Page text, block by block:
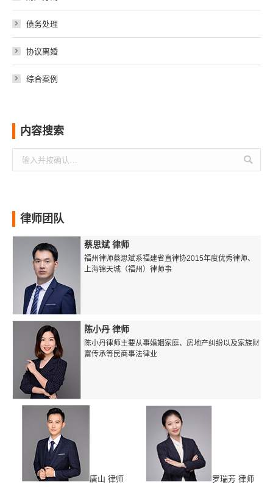
债务处理
协议离婚
综合案例
内容搜索
索：
律师团队
蔡思斌 律师
福州律师蔡思斌系福建省直律协2015年度优秀律师、
上海锦天城（福州）律师事
陈小丹 律师
陈小丹律师主要从事婚姻家庭、房地产纠纷以及家族财
富传承等民商事法律业
唐山 律师 罗瑞芳 律师